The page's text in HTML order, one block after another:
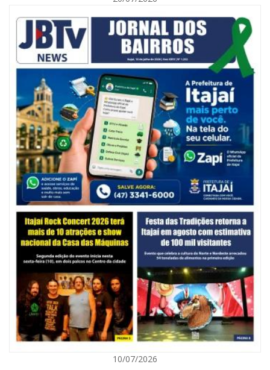
07/08/2026 | 07:00
Jordan Hang leva estratégias de marketing e vendas ao InspiraBQ, em
Brusque
ITAPEMA
10/07/2026